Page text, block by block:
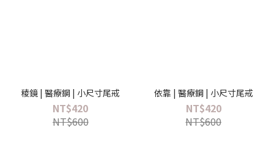
稜鏡 | 醫療鋼 | 小尺寸尾戒
NT$420
NT$600
依靠 | 醫療鋼 | 小尺寸尾戒
NT$420
NT$600